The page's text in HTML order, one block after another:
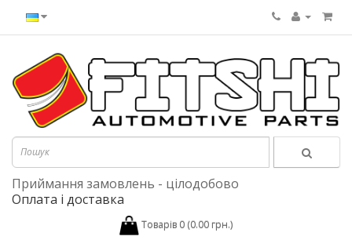
Приймання замовлень - цілодобово
Оплата і доставка
Товарів 0 (0.00 грн.)